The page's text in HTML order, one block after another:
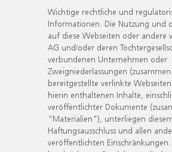
Wichtige rechtliche und
Informationen. Die Nutzung und
auf diese Webseiten oder andere
AG und/oder deren
verbundenen Unternehmen oder
Zweigniederlassungen
bereitgestellte verlinkte
hierin enthaltenen Inhalte,
veröffentlichter Dokumente
"Materialien"), unterliegen diesem
Haftungsausschluss und allen
veröffentlichten